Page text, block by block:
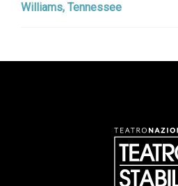
Williams, Tennessee